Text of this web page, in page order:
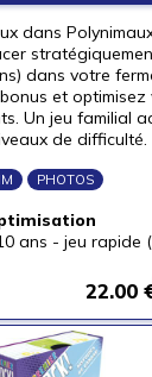
dans
dans votre
et optimisez
Un jeu familial
de difficulté.
PHOTOS
ans - jeu rapide
22.00